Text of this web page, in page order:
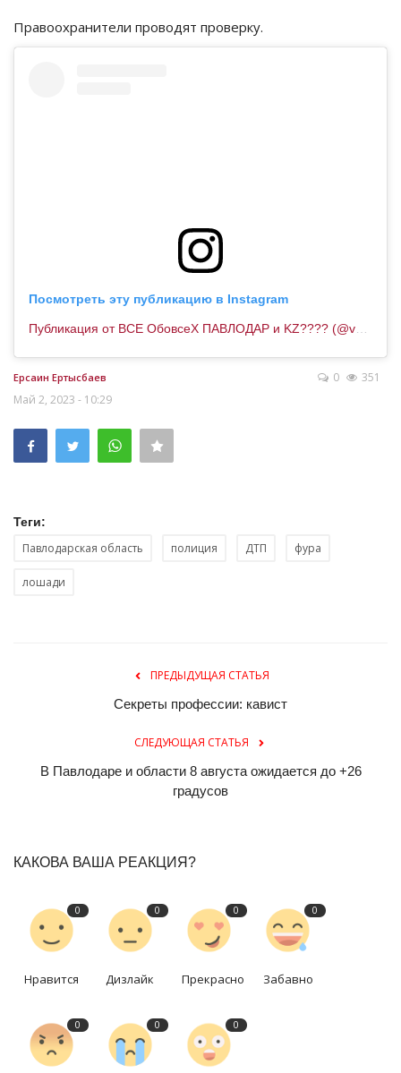
Правоохранители проводят проверку.
Посмотреть эту публикацию в Instagram
Ерсаин Ертысбаев
Май 2, 2023 - 10:29
0 351
Теги:
Павлодарская область полиция ДТП фура
лошади
ПРЕДЫДУЩАЯ СТАТЬЯ
Секреты профессии: кавист
СЛЕДУЮЩАЯ СТАТЬЯ
В Павлодаре и области 8 августа ожидается до +26
градусов
КАКОВА ВАША РЕАКЦИЯ?
0
Нравится
0
Дизлайк
0
Прекрасно
0
Забавно
0 0 0